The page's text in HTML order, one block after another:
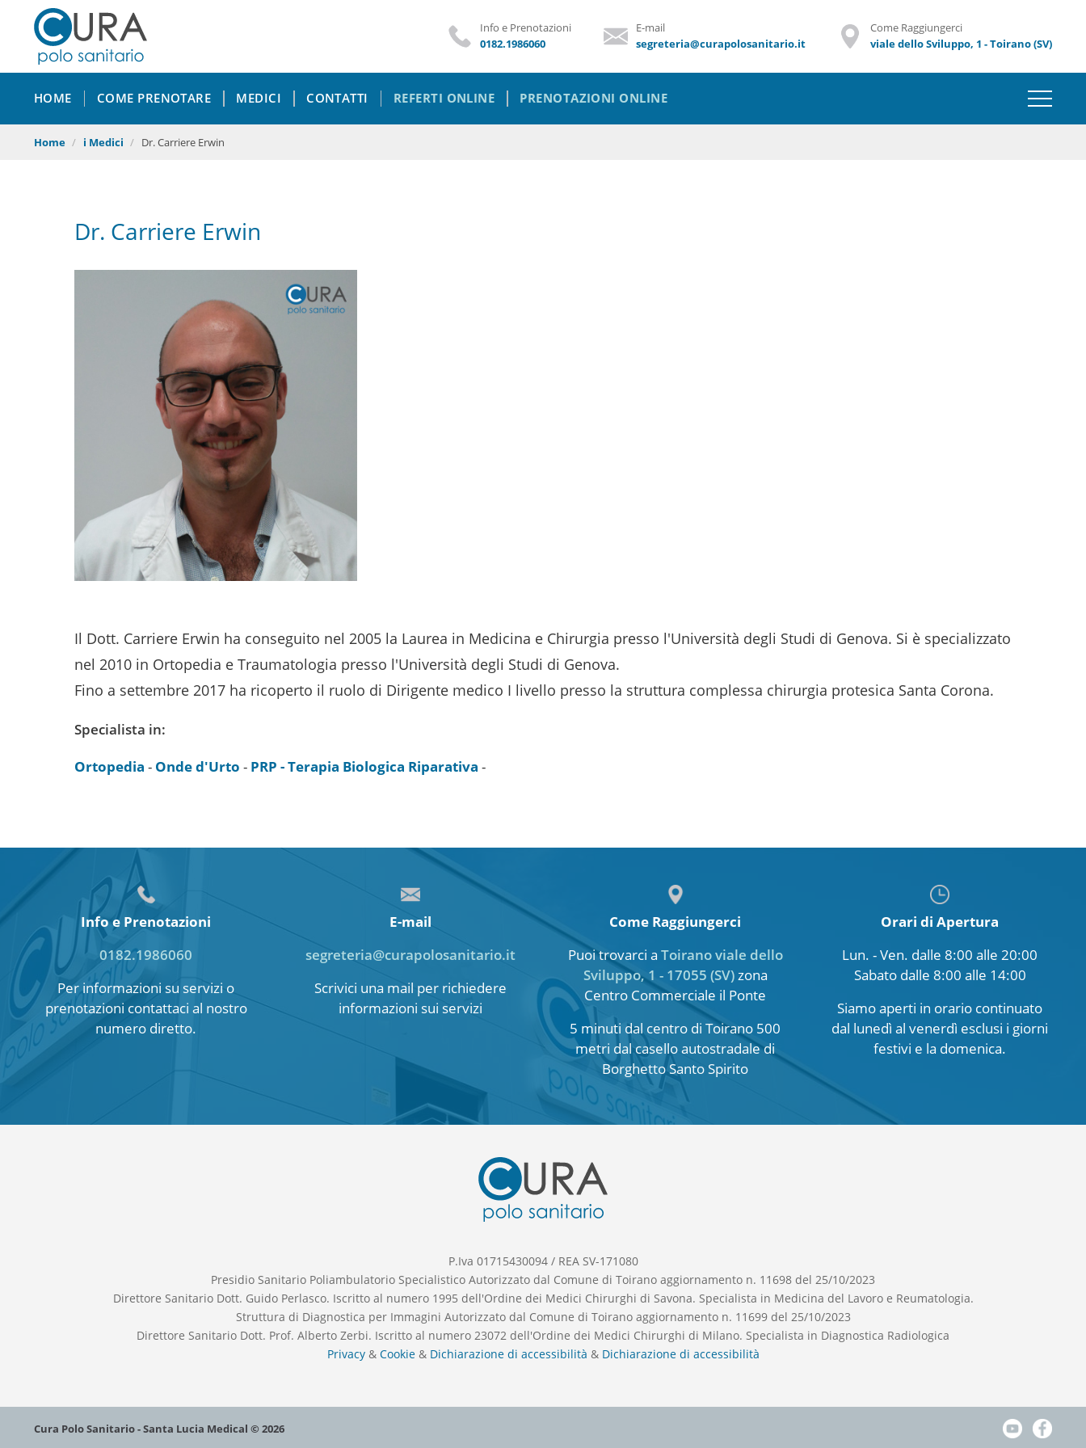
Home i Medici Dr. Carriere Erwin
Dr. Carriere Erwin
Il Dott. Carriere Erwin ha conseguito nel 2005 la Laurea in Medicina e Chirurgia presso l'Università degli Studi di Genova. Si è specializzato
nel 2010 in Ortopedia e Traumatologia presso l'Università degli Studi di Genova.
Fino a settembre 2017 ha ricoperto il ruolo di Dirigente medico I livello presso la struttura complessa chirurgia protesica Santa Corona.
Specialista in:
Ortopedia - Onde d'Urto - PRP - Terapia Biologica Riparativa -
Info e Prenotazioni
0182.1986060
Per informazioni su servizi o
prenotazioni contattaci al nostro
numero diretto.
E-mail
segreteria@curapolosanitario.it
Scrivici una mail per richiedere
informazioni sui servizi
Come Raggiungerci
Puoi trovarci a Toirano viale dello
Sviluppo, 1 - 17055 (SV)zona
Centro Commerciale il Ponte
5 minuti dal centro di Toirano 500
metri dal casello autostradale di
Borghetto Santo Spirito
Orari di Apertura
Lun. - Ven. dalle 8:00 alle 20:00
Sabato dalle 8:00 alle 14:00
Siamo aperti in orario continuato
dal lunedì al venerdì esclusi i giorni
festivi e la domenica.
P.Iva 01715430094 / REA SV-171080
Presidio Sanitario Poliambulatorio Specialistico Autorizzato dal Comune di Toirano aggiornamento n. 11698 del 25/10/2023
Direttore Sanitario Dott. Guido Perlasco. Iscritto al numero 1995 dell'Ordine dei Medici Chirurghi di Savona. Specialista in Medicina del Lavoro e Reumatologia.
Struttura di Diagnostica per Immagini Autorizzato dal Comune di Toirano aggiornamento n. 11699 del 25/10/2023
Direttore Sanitario Dott. Prof. Alberto Zerbi. Iscritto al numero 23072 dell'Ordine dei Medici Chirurghi di Milano. Specialista in Diagnostica Radiologica
Privacy& Cookie& Dichiarazione di accessibilità & Dichiarazione di accessibilità
Cura Polo Sanitario - Santa Lucia Medical © 2026 Facebook
Info e Prenotazioni
0182.1986060
E-mail
segreteria@curapolosanitario.it
Come Raggiungerci
viale dello Sviluppo, 1 - Toirano (SV)
HOME COME PRENOTARE MEDICI CONTATTI REFERTI ONLINE PRENOTAZIONI ONLINE
Home
Diagnostica per Immagini
Odontoiatria
Come prenotare
Cura Card
Convenzioni
Medici
Referti Online
Prenotazioni Online
Contatti